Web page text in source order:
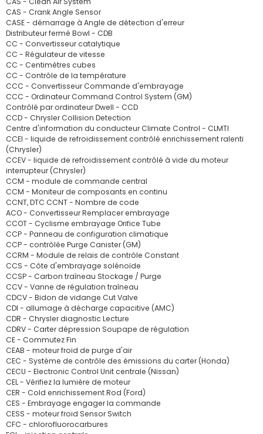
CAS - Crank Angle Sensor
CASE - démarrage à Angle de détection d'erreur
Distributeur fermé Bowl - CDB
CC - Convertisseur catalytique
CC - Régulateur de vitesse
CC - Centimètres cubes
CC - Contrôle de la température
CCC - Convertisseur Commande d'embrayage
CCC - Ordinateur Command Control System (GM)
Contrôlé par ordinateur Dwell - CCD
CCD - Chrysler Collision Detection
Centre d'information du conducteur Climate Control - CLMTI
CCEI - liquide de refroidissement contrôlé enrichissement ralenti
(Chrysler)
CCEV - liquide de refroidissement contrôlé à vide du moteur
interrupteur (Chrysler)
CCM - module de commande central
CCM - Moniteur de composants en continu
CCNT, DTC CCNT - Nombre de code
ACO - Convertisseur Remplacer embrayage
CCOT - Cyclisme embrayage Orifice Tube
CCP - Panneau de configuration climatique
CCP - contrôlée Purge Canister (GM)
CCRM - Module de relais de contrôle Constant
CCS - Côte d'embrayage solénoïde
CCSP - Carbon traîneau Stockage / Purge
CCV - Vanne de régulation traîneau
CDCV - Bidon de vidange Cut Valve
CDI - allumage à décharge capacitive (AMC)
CDR - Chrysler diagnostic Lecture
CDRV - Carter dépression Soupape de régulation
CE - Commutez Fin
CEAB - moteur froid de purge d'air
CEC - Système de contrôle des émissions du carter (Honda)
CECU - Electronic Control Unit centrale (Nissan)
CEL - Vérifiez la lumière de moteur
CER - Cold enrichissement Rod (Ford)
CES - Embrayage engager la commande
CESS - moteur froid Sensor Switch
CFC - chlorofluorocarbures